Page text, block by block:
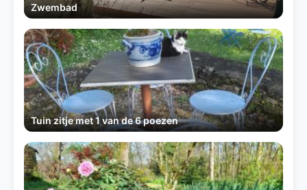
Zwembad
Tuin zitje met 1 van de 6 poezen